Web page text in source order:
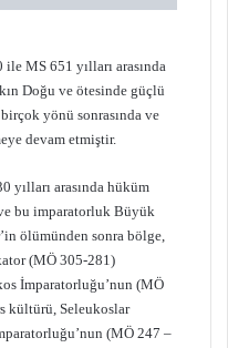
MS 651 yılları arasında
Doğu ve ötesinde güçlü
yönü sonrasında ve
devam etmiştir.
yılları arasında hüküm
bu imparatorluk Büyük
ölümünden sonra bölge,
(MÖ 305-281)
İmparatorluğu’nun (MÖ
kültürü, Seleukoslar
(MÖ 247 –